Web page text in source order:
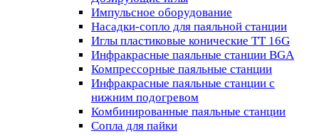
Импульсное оборудование
Насадки-сопло для паяльной станции
Иглы пластиковые конические TT 16G
Инфракрасные паяльные станции BGA
Компрессорные паяльные станции
Инфракрасные паяльные станции с
нижним подогревом
Комбинированные паяльные станции
Сопла для пайки